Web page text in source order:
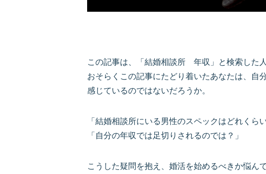
この記事は、「結婚相談所 年収」と検索した
おそらくこの記事にたどり着いたあなたは、自
感じているのではないだろうか。
「結婚相談所にいる男性のスペックはどれくら
「自分の年収では足切りされるのでは？」
こうした疑問を抱え、婚活を始めるべきか悩ん